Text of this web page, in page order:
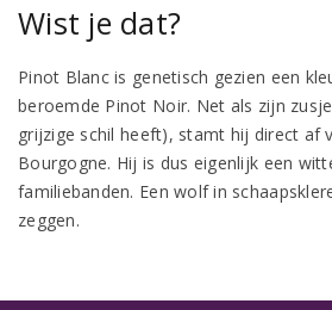
Wist je dat?
Pinot Blanc is genetisch gezien een
beroemde Pinot Noir. Net als zijn
grijzige schil heeft), stamt hij direct af
Bourgogne. Hij is dus eigenlijk een
familiebanden. Een wolf in
zeggen.